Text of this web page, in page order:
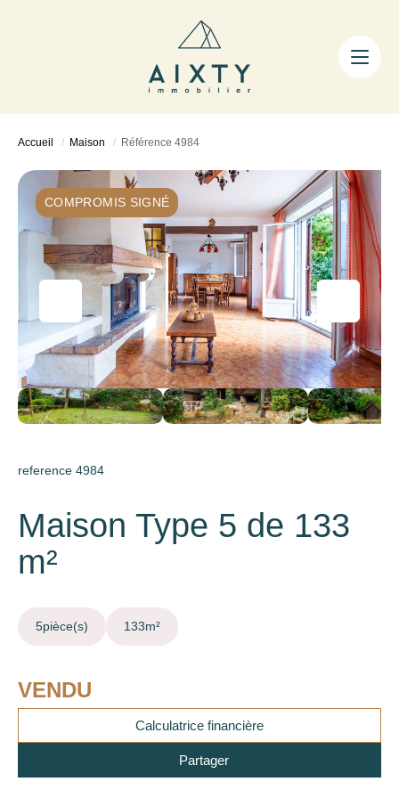
ACHETER
LA MÉTHODE
AIXTY & VOUS
Nos Agences
Nos Équipes
Nos Tarifs
Nos Biens Vendus
Notre City Guide
Accueil Maison Référence 4984
COMPROMIS SIGNÉ
reference 4984
Maison Type 5 de 133
m²
5pièce(s) 133m²
VENDU
Calculatrice financière
Partager